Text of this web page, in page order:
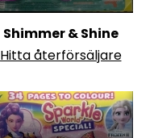
Shimmer & Shine
Hitta återförsäljare